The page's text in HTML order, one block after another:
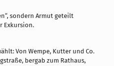
sondern Armut geteilt
Exkursion.
Von Wempe, Kutter und Co.
bergab zum Rathaus,